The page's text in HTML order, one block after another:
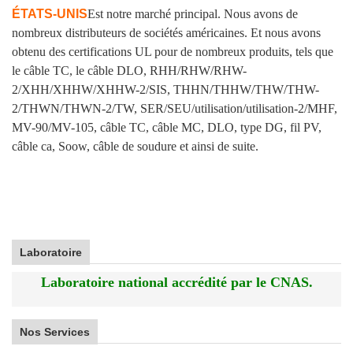
ÉTATS-UNISEst notre marché principal. Nous avons de
nombreux distributeurs de sociétés américaines. Et nous avons
obtenu des certifications UL pour de nombreux produits, tels que
le câble TC, le câble DLO, RHH/RHW/RHW-
2/XHH/XHHW/XHHW-2/SIS, THHN/THHW/THW/THW-
2/THWN/THWN-2/TW, SER/SEU/utilisation/utilisation-2/MHF,
MV-90/MV-105, câble TC, câble MC, DLO, type DG, fil PV,
câble ca, Soow, câble de soudure et ainsi de suite.
Laboratoire
Laboratoire national accrédité par le CNAS.
Nos Services